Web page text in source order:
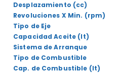
Desplazamiento (cc)
Revoluciones X Min. (rpm)
Tipo de Eje
Capacidad Aceite (lt)
Sistema de Arranque
Tipo de Combustible
Cap. de Combustible (lt)